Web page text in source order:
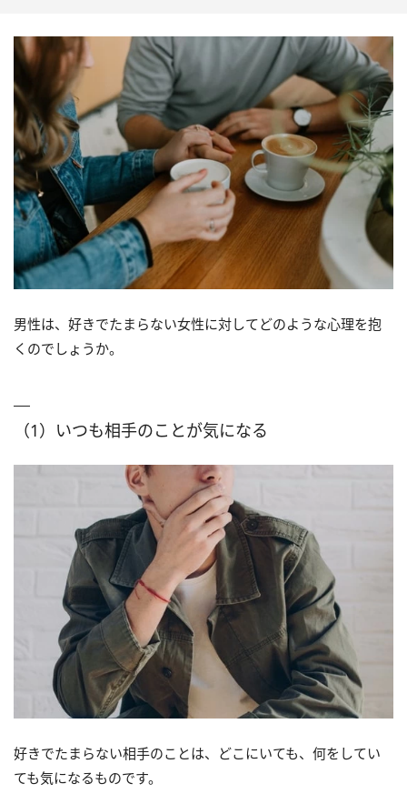
男性は、好きでたまらない女性に対してどのような心理を抱
くのでしょうか。
（1）いつも相手のことが気になる
好きでたまらない相手のことは、どこにいても、何をしてい
ても気になるものです。